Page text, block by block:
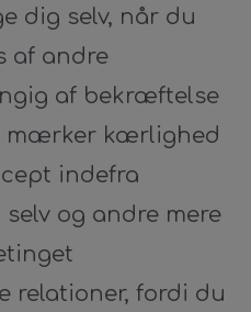
dig selv, når du
af andre
af bekræftelse
mærker kærlighed
indefra
og andre mere
relationer, fordi du